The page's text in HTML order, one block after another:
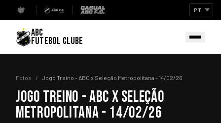
ABC
FUTEBOL CLUBE
Fotos / Jogo Treino - ABC x Seleção Metropolitana - 14/02/26
JOGO TREINO - ABC X SELEÇÃO
METROPOLITANA - 14/02/26